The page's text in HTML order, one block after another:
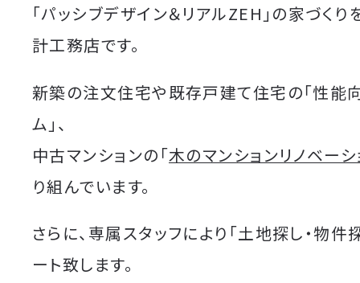
「パッシブデザイン＆リアルZEH」の家づく
計工務店です。
新築の注文住宅や既存戸建て住宅の「性能
ム」、
中古マンションの「木のマンションリノベーシ
り組んでいます。
さらに、専属スタッフにより「土地探し・物件
ート致します。